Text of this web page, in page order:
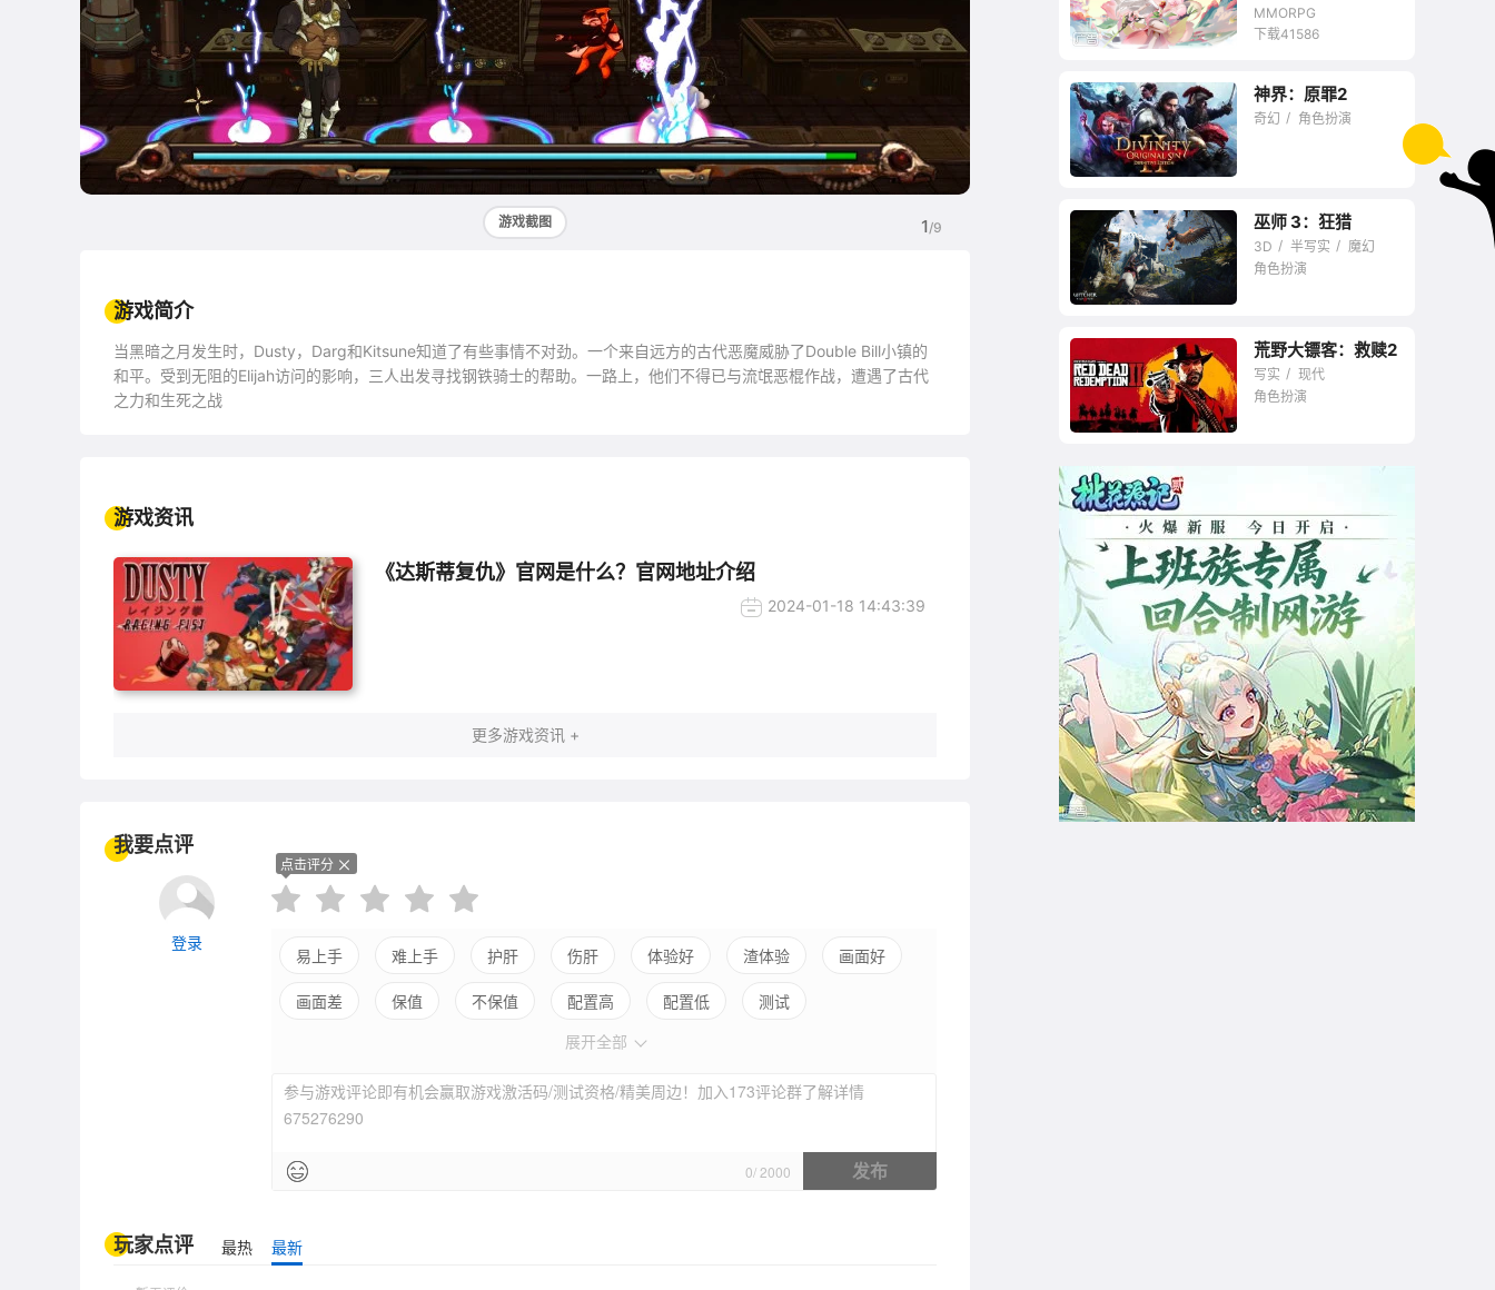
1/9
游戏截图
游戏简介
当黑暗之月发生时，Dusty，Darg和Kitsune知道了有些事情不对劲。一个来自远方的古代恶魔威胁了Double Bill小镇的
和平。受到无阻的Elijah访问的影响，三人出发寻找钢铁骑士的帮助。一路上，他们不得已与流氓恶棍作战，遭遇了古代
之力和生死之战
游戏资讯
《达斯蒂复仇》官网是什么？官网地址介绍
2024-01-18 14:43:39
更多游戏资讯 +
我要点评
登录
点击评分
易上手 难上手 护肝 伤肝 体验好 渣体验 画面好
画面差 保值 不保值 配置高 配置低
测试
展开全部
参与游戏评论即有机会赢取游戏激活码/测试资格/精美周边！加入173评论群了解详情
675276290
0/ 2000 发布
玩家点评 最热 最新
无商城开放交易回合
网游
MMORPG
下载41586
目前最丰富的RPG游
戏。
神界：原罪2
奇幻 角色扮演
最卓越的RPG之一
巫师 3：狂猎
3D 半写实
魔幻
角色扮演
最真实的西部
荒野大镖客：救赎2
写实
现代
角色扮演